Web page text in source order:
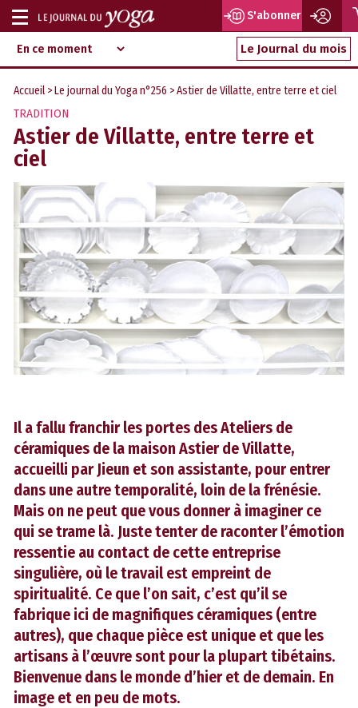
Aller
au
contenu
d‘information
indépendant
Afficher
ou
masquer
la
navigation
S'abonner
Le Journal du mois
Accueil >Le journal du Yoga n°256 > Astier de Villatte, entre terre et ciel
TRADITION
Astier de Villatte, entre terre et
ciel
Il a fallu franchir les portes des Ateliers de
céramiques de la maison Astier de Villatte,
accueilli par Jieun et son assistante, pour entrer
dans une autre temporalité, loin de la frénésie.
Mais on ne peut que vous donner à imaginer ce
qui se trame là. Juste tenter de raconter l’émotion
ressentie au contact de cette entreprise
singulière, où le travail est empreint de
spiritualité. Ce que l’on sait, c’est qu’il se
fabrique ici de magnifiques céramiques (entre
autres), que chaque pièce est unique et que les
artisans à l’œuvre sont pour la plupart tibétains.
Bienvenue dans le monde d’hier et de demain. En
image et en peu de mots.